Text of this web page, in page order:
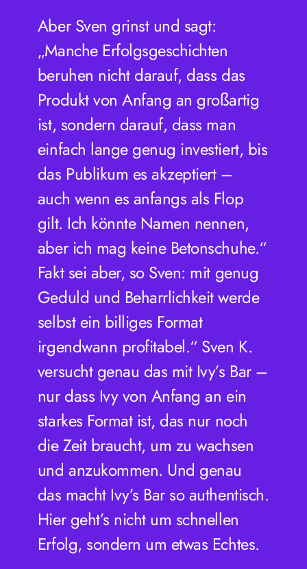
Aber Sven grinst und sagt:
„Manche Erfolgsgeschichten
beruhen nicht darauf, dass das
Produkt von Anfang an großartig
ist, sondern darauf, dass man
einfach lange genug investiert, bis
das Publikum es akzeptiert –
auch wenn es anfangs als Flop
gilt. Ich könnte Namen nennen,
aber ich mag keine Betonschuhe.“
Fakt sei aber, so Sven: mit genug
Geduld und Beharrlichkeit werde
selbst ein billiges Format
irgendwann profitabel.“ Sven K.
versucht genau das mit Ivy’s Bar –
nur dass Ivy von Anfang an ein
starkes Format ist, das nur noch
die Zeit braucht, um zu wachsen
und anzukommen. Und genau
das macht Ivy’s Bar so authentisch.
Hier geht’s nicht um schnellen
Erfolg, sondern um etwas Echtes.